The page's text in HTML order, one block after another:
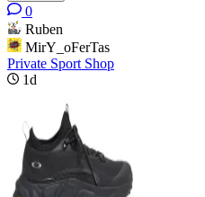
0
Ruben
MirY_oFerTas
Private Sport Shop
1d